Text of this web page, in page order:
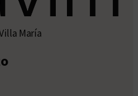
María